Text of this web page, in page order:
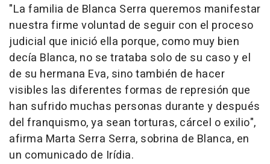
"La familia de Blanca Serra queremos manifestar
nuestra firme voluntad de seguir con el proceso
judicial que inició ella porque, como muy bien
decía Blanca, no se trataba solo de su caso y el
de su hermana Eva, sino también de hacer
visibles las diferentes formas de represión que
han sufrido muchas personas durante y después
del franquismo, ya sean torturas, cárcel o exilio",
afirma Marta Serra Serra, sobrina de Blanca, en
un comunicado de Irídia.